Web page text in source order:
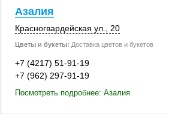
Азалия
Красногвардейская ул., 20
Цветы и букеты: Доставка цветов и букетов
+7 (4217) 51-91-19
+7 (962) 297-91-19
Посмотреть подробнее: Азалия